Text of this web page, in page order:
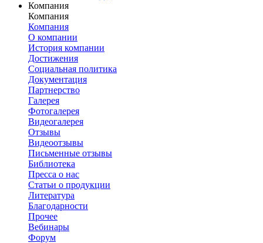
Компания
Компания
Компания
О компании
История компании
Достижения
Социальная политика
Документация
Партнерство
Галерея
Фотогалерея
Видеогалерея
Отзывы
Видеоотзывы
Письменные отзывы
Библиотека
Пресса о нас
Статьи о продукции
Литература
Благодарности
Прочее
Вебинары
Форум